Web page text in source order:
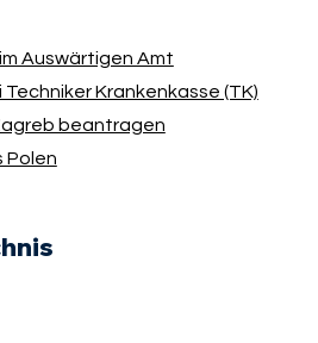
Auswärtigen Amt
Krankenkasse (TK)
beantragen
Polen